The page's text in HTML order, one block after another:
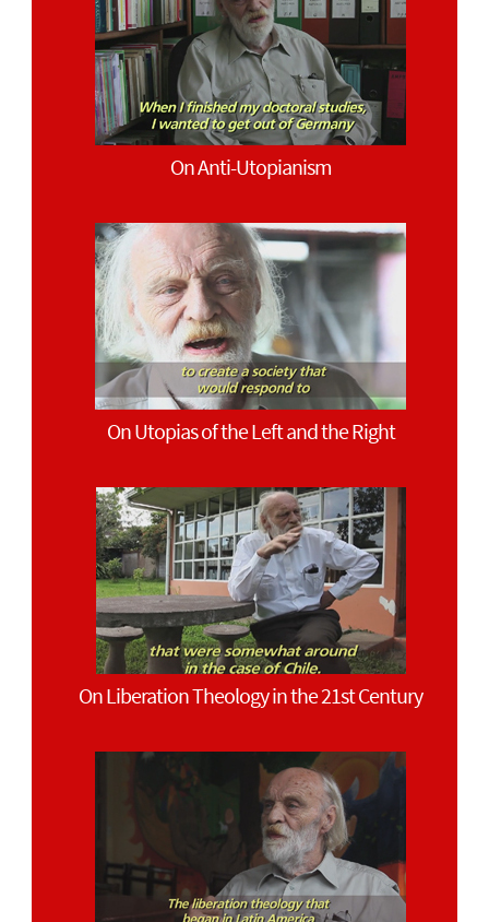
On Anti-Utopianism
On Utopias of the Left and the Right
On Liberation Theology in the 21st Century